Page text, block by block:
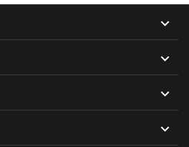



